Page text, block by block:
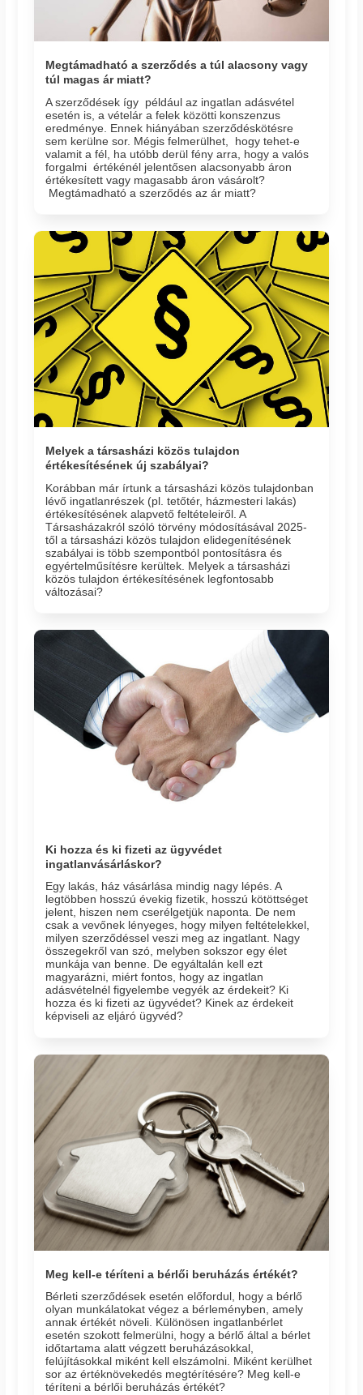
Megtámadható a szerződés a túl alacsony vagy
túl magas ár miatt?
A szerződések így például az ingatlan adásvétel
esetén is, a vételár a felek közötti konszenzus
eredménye. Ennek hiányában szerződéskötésre
sem kerülne sor. Mégis felmerülhet, hogy tehet-e
valamit a fél, ha utóbb derül fény arra, hogy a valós
forgalmi értékénél jelentősen alacsonyabb áron
értékesített vagy magasabb áron vásárolt?
Megtámadható a szerződés az ár miatt?
Melyek a társasházi közös tulajdon
értékesítésének új szabályai?
Korábban már írtunk a társasházi közös tulajdonban
lévő ingatlanrészek (pl. tetőtér, házmesteri lakás)
értékesítésének alapvető feltételeiről. A
Társasházakról szóló törvény módosításával 2025-
től a társasházi közös tulajdon elidegenítésének
szabályai is több szempontból pontosításra és
egyértelműsítésre kerültek. Melyek a társasházi
közös tulajdon értékesítésének legfontosabb
változásai?
Ki hozza és ki fizeti az ügyvédet
ingatlanvásárláskor?
Egy lakás, ház vásárlása mindig nagy lépés. A
legtöbben hosszú évekig fizetik, hosszú kötöttséget
jelent, hiszen nem cserélgetjük naponta. De nem
csak a vevőnek lényeges, hogy milyen feltételekkel,
milyen szerződéssel veszi meg az ingatlant. Nagy
összegekről van szó, melyben sokszor egy élet
munkája van benne. De egyáltalán kell ezt
magyarázni, miért fontos, hogy az ingatlan
adásvételnél figyelembe vegyék az érdekeit? Ki
hozza és ki fizeti az ügyvédet? Kinek az érdekeit
képviseli az eljáró ügyvéd?
Meg kell-e téríteni a bérlői beruházás értékét?
Bérleti szerződések esetén előfordul, hogy a bérlő
olyan munkálatokat végez a bérleményben, amely
annak értékét növeli. Különösen ingatlanbérlet
esetén szokott felmerülni, hogy a bérlő által a bérlet
időtartama alatt végzett beruházásokkal,
felújításokkal miként kell elszámolni. Miként kerülhet
sor az értéknövekedés megtérítésére? Meg kell-e
téríteni a bérlői beruházás értékét?